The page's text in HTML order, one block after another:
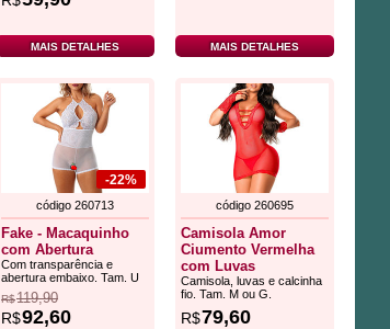
MAIS DETALHES MAIS DETALHES
-22%
código 260713
Fake - Macaquinho
com Abertura
Com transparência e
abertura embaixo. Tam. U
R$119,90
R$92,60
código 260695
Camisola Amor
Ciumento Vermelha
com Luvas
Camisola, luvas e calcinha
fio. Tam. M ou G.
R$79,60